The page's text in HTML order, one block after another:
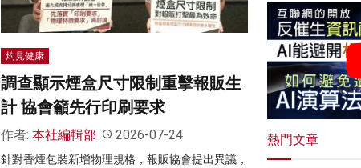
灼見健康
調查顯示煙盒尺寸限制重擊報販生
計 協會籲先行印刷要求
作者: 本社編輯部 2026-07-24
針對香煙包裝新增物理規格，報販協會提出異議，
熱門文章